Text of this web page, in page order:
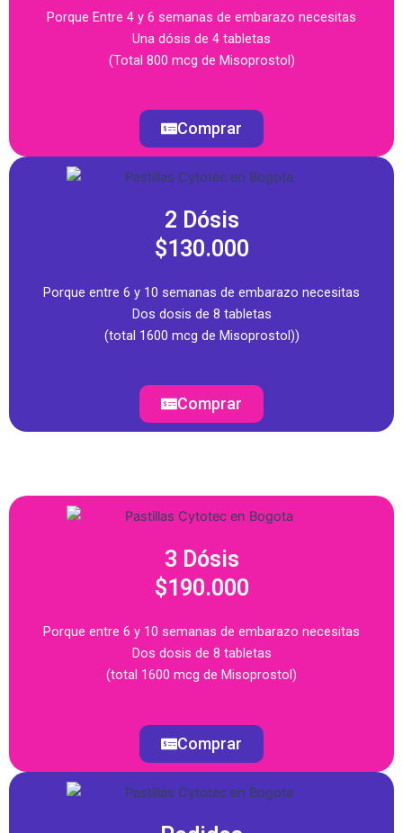
Porque Entre 4 y 6 semanas de embarazo necesitas
Una dósis de 4 tabletas
(Total 800 mcg de Misoprostol)
Comprar
2 Dósis
$130.000
Porque entre 6 y 10 semanas de embarazo necesitas
Dos dosis de 8 tabletas
(total 1600 mcg de Misoprostol))
Comprar
3 Dósis
$190.000
Porque entre 6 y 10 semanas de embarazo necesitas
Dos dosis de 8 tabletas
(total 1600 mcg de Misoprostol)
Comprar